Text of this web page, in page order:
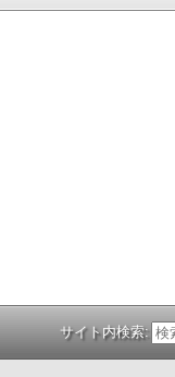
サイト内検索: